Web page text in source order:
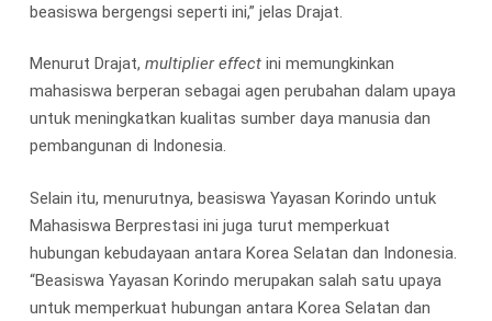
beasiswa bergengsi seperti ini,” jelas Drajat.
Menurut Drajat, multiplier effectini memungkinkan
mahasiswa berperan sebagai agen perubahan dalam upaya
untuk meningkatkan kualitas sumber daya manusia dan
pembangunan di Indonesia.
Selain itu, menurutnya, beasiswa Yayasan Korindo untuk
Mahasiswa Berprestasi ini juga turut memperkuat
hubungan kebudayaan antara Korea Selatan dan Indonesia.
“Beasiswa Yayasan Korindo merupakan salah satu upaya
untuk memperkuat hubungan antara Korea Selatan dan